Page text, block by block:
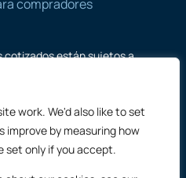
work. We'd also like to set
by measuring how
set only if you accept.
compradores
cotizados están sujetos a
incluyen IVA.
Inglaterra y
Gales